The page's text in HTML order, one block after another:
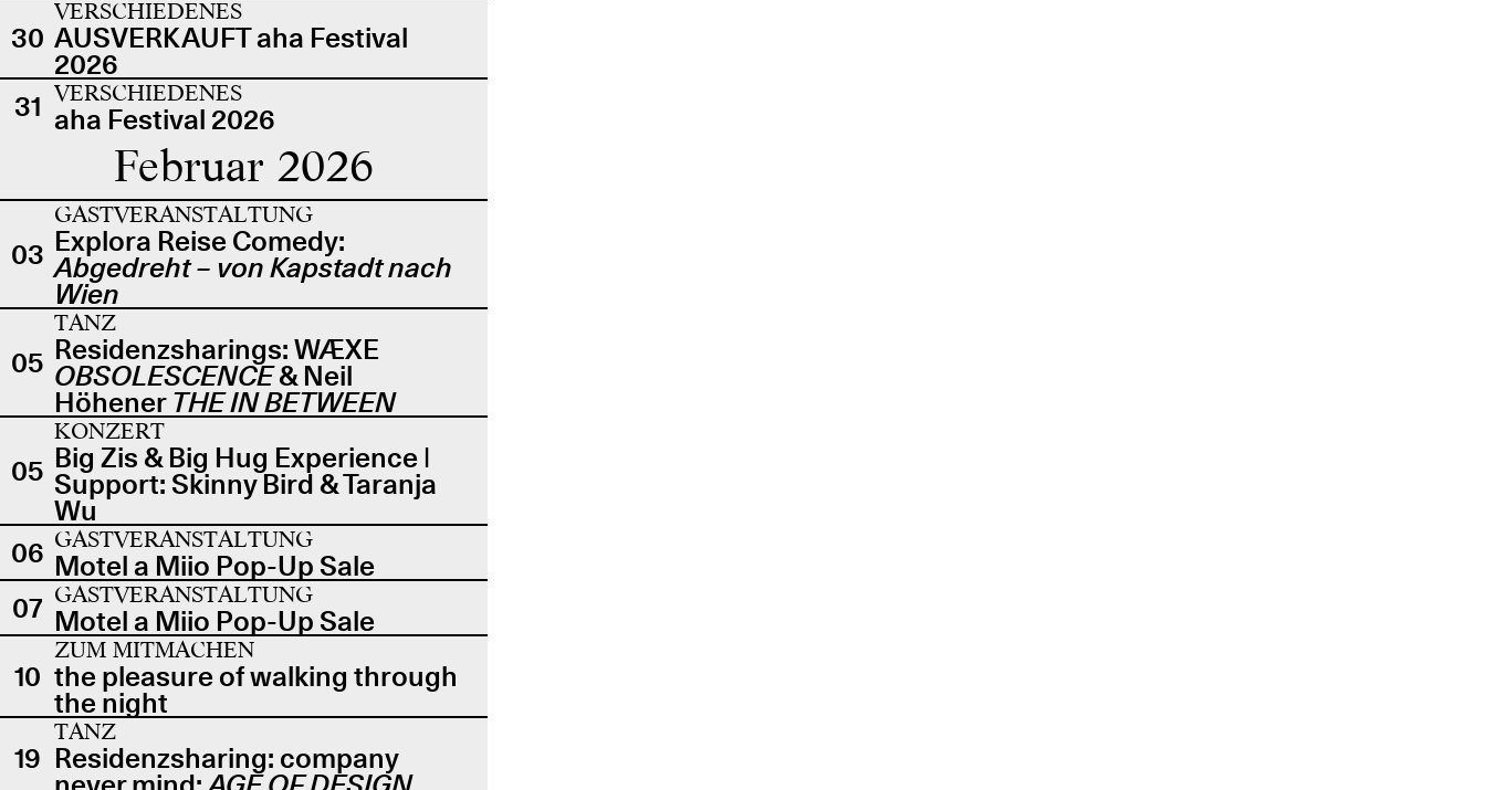
30
VERSCHIEDENES
AUSVERKAUFT aha Festival
2026
31 VERSCHIEDENES
aha Festival 2026
Februar 2026
03
GASTVERANSTALTUNG
Explora Reise Comedy:
Abgedreht – von Kapstadt nach
Wien
05
TANZ
Residenzsharings: WÆXE
OBSOLESCENCE& Neil
Höhener THE IN BETWEEN
05
KONZERT
Big Zis & Big Hug Experience |
Support: Skinny Bird & Taranja
Wu
06 GASTVERANSTALTUNG
Motel a Miio Pop-Up Sale
07 GASTVERANSTALTUNG
Motel a Miio Pop-Up Sale
10
ZUM MITMACHEN
the pleasure of walking through
the night
19
TANZ
Residenzsharing: company